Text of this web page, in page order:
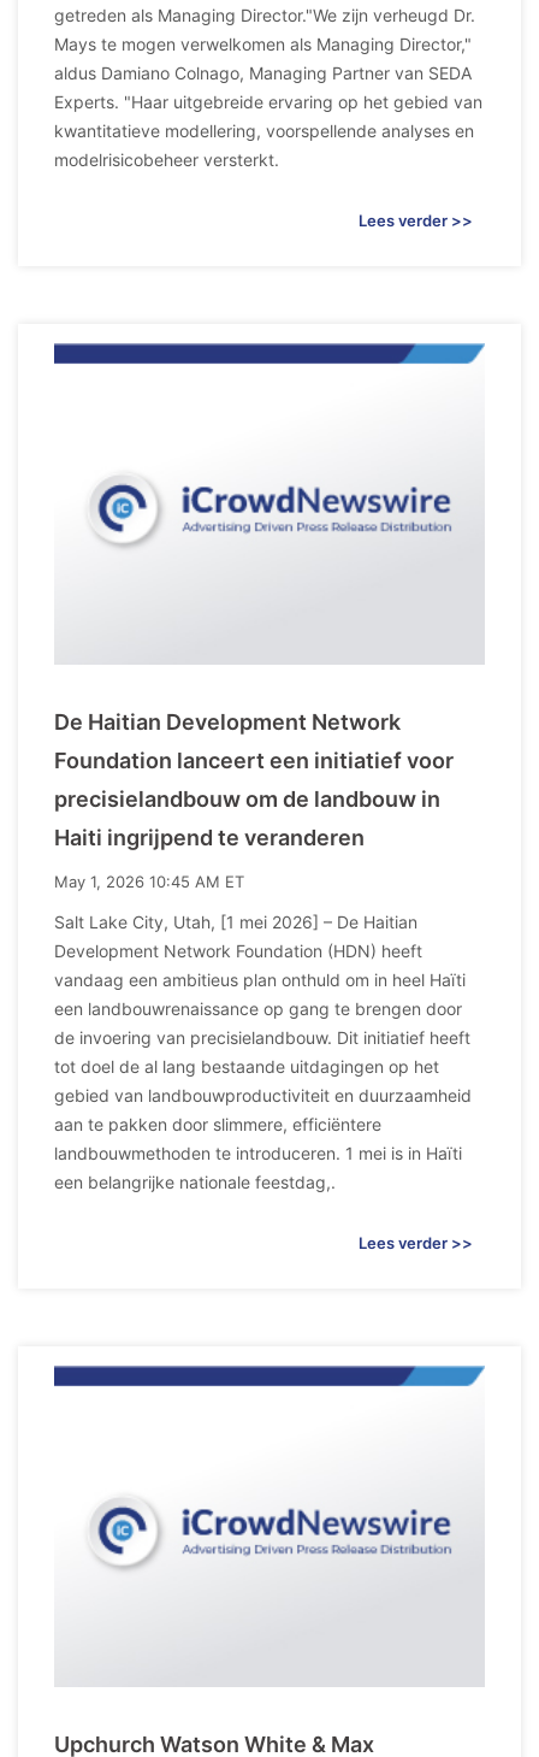
getreden als Managing Director."We zijn verheugd Dr.
Mays te mogen verwelkomen als Managing Director,"
aldus Damiano Colnago, Managing Partner van SEDA
Experts. "Haar uitgebreide ervaring op het gebied van
kwantitatieve modellering, voorspellende analyses en
modelrisicobeheer versterkt.
Lees verder >>
De Haitian Development Network
Foundation lanceert een initiatief voor
precisielandbouw om de landbouw in
Haiti ingrijpend te veranderen
May 1, 2026 10:45 AM ET
Salt Lake City, Utah, [1 mei 2026] – De Haitian
Development Network Foundation (HDN) heeft
vandaag een ambitieus plan onthuld om in heel Haïti
een landbouwrenaissance op gang te brengen door
de invoering van precisielandbouw. Dit initiatief heeft
tot doel de al lang bestaande uitdagingen op het
gebied van landbouwproductiviteit en duurzaamheid
aan te pakken door slimmere, efficiëntere
landbouwmethoden te introduceren. 1 mei is in Haïti
een belangrijke nationale feestdag,.
Lees verder >>
Upchurch Watson White & Max